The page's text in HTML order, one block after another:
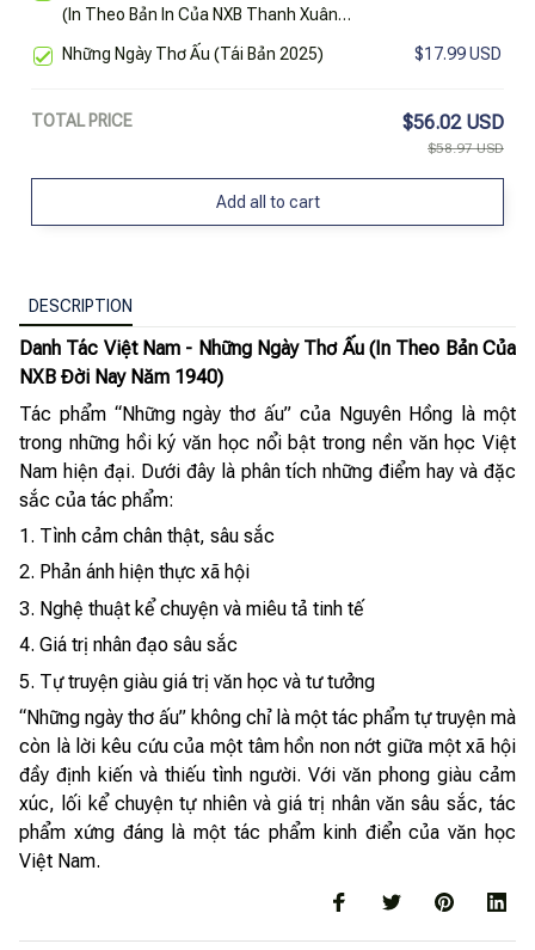
(In Theo Bản In Của NXB Thanh Xuân
Những Ngày Thơ Ấu (Tái Bản 2025) $17.99 USD
TOTAL PRICE $56.02 USD
$58.97 USD
Add all to cart
DESCRIPTION
Danh Tác Việt Nam - Những Ngày Thơ Ấu (In Theo Bản Của
NXB Đời Nay Năm 1940)
Tác phẩm “Những ngày thơ ấu” của Nguyên Hồng là một
trong những hồi ký văn học nổi bật trong nền văn học Việt
Nam hiện đại. Dưới đây là phân tích những điểm hay và đặc
sắc của tác phẩm:
1. Tình cảm chân thật, sâu sắc
2. Phản ánh hiện thực xã hội
3. Nghệ thuật kể chuyện và miêu tả tinh tế
4. Giá trị nhân đạo sâu sắc
5. Tự truyện giàu giá trị văn học và tư tưởng
“Những ngày thơ ấu” không chỉ là một tác phẩm tự truyện mà
còn là lời kêu cứu của một tâm hồn non nớt giữa một xã hội
đầy định kiến và thiếu tình người. Với văn phong giàu cảm
xúc, lối kể chuyện tự nhiên và giá trị nhân văn sâu sắc, tác
phẩm xứng đáng là một tác phẩm kinh điển của văn học
Việt Nam.